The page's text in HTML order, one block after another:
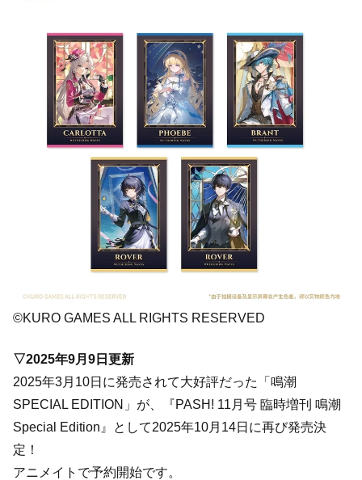
©KURO GAMES ALL RIGHTS RESERVED
▽2025年9月9日更新
2025年3月10日に発売されて大好評だった「鳴潮
SPECIAL EDITION」が、『PASH! 11月号 臨時増刊 鳴潮
Special Edition』として2025年10月14日に再び発売決
定！
アニメイトで予約開始です。